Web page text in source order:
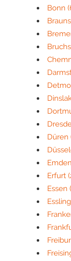
Bonn
Düren
Emden
Erfurt
Essen